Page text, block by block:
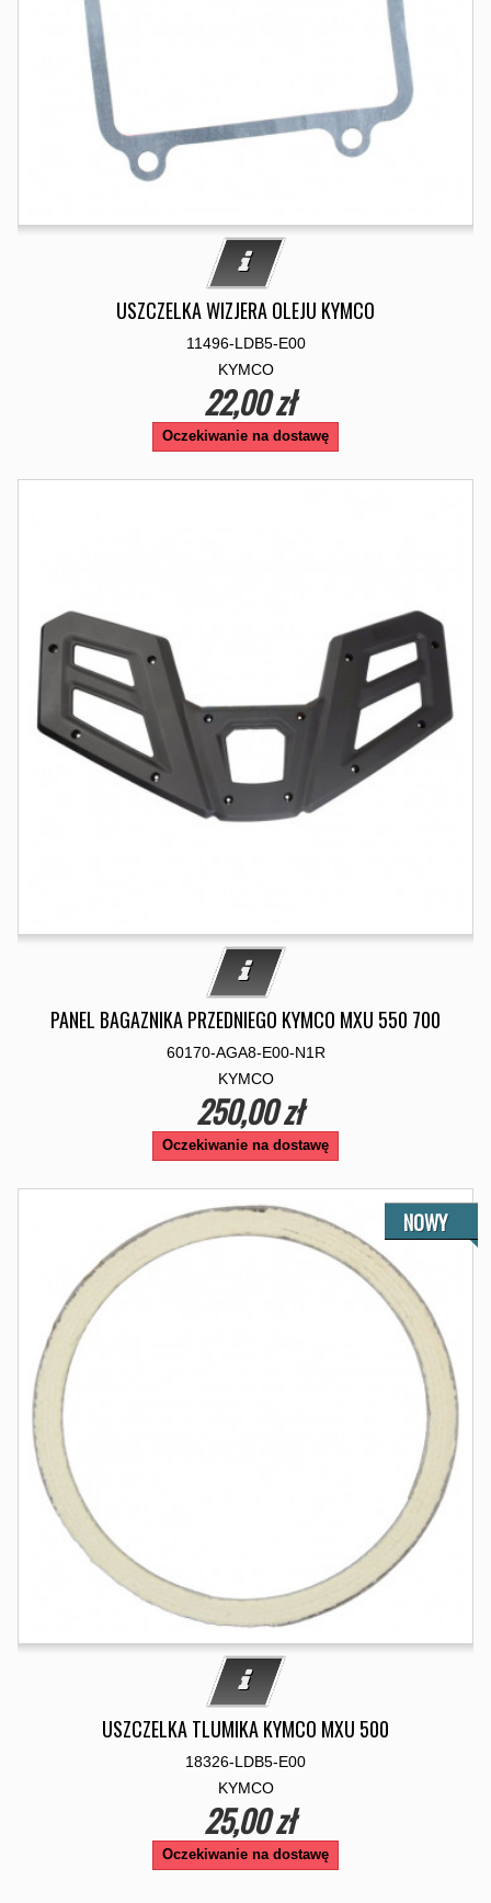
USZCZELKA WIZJERA OLEJU KYMCO
11496-LDB5-E00
KYMCO
22,00 zł
Oczekiwanie na dostawę
PANEL BAGAZNIKA PRZEDNIEGO KYMCO MXU 550 700
60170-AGA8-E00-N1R
KYMCO
250,00 zł
Oczekiwanie na dostawę
NOWY
USZCZELKA TLUMIKA KYMCO MXU 500
18326-LDB5-E00
KYMCO
25,00 zł
Oczekiwanie na dostawę